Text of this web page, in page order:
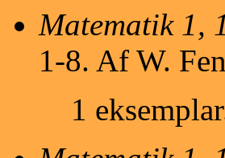
Matematik 1,
1-8. Af W.
1